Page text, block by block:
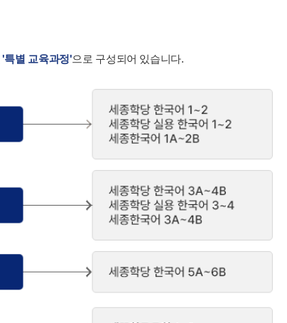
'특별 교육과정'으로 구성되어 있습니다.